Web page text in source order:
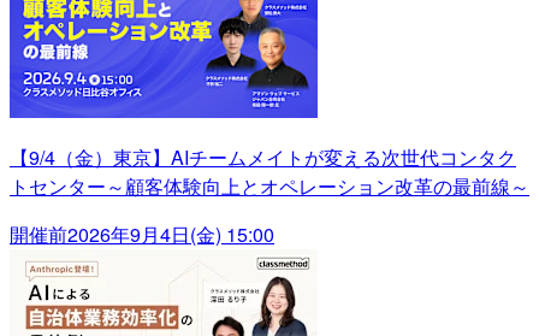
【9/4（金）東京】AIチームメイトが変える次世代コンタク
トセンター～顧客体験向上とオペレーション改革の最前線～
開催前2026年9月4日(金) 15:00